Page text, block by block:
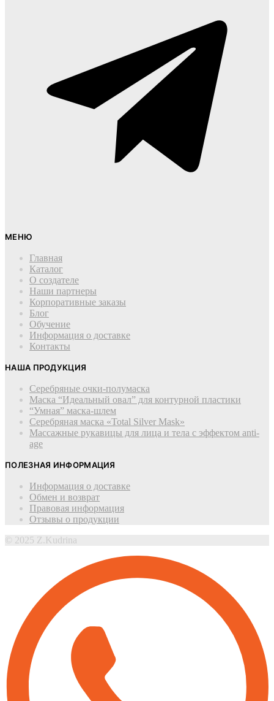
МЕНЮ
Главная
Каталог
О создателе
Наши партнеры
Корпоративные заказы
Блог
Обучение
Информация о доставке
Контакты
НАША ПРОДУКЦИЯ
Серебряные очки-полумаска
Маска “Идеальный овал” для контурной пластики
“Умная” маска-шлем
Cеребряная маска «Total Silver Mask»
Массажные рукавицы для лица и тела с эффектом anti-
age
ПОЛЕЗНАЯ ИНФОРМАЦИЯ
Информация о доставке
Обмен и возврат
Правовая информация
Отзывы о продукции
© 2025 Z.Kudrina